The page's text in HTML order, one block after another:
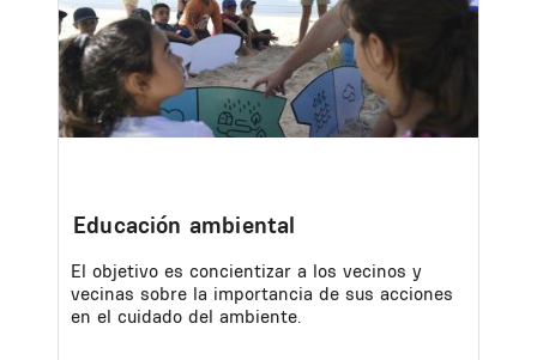
Educación ambiental
El objetivo es concientizar a los vecinos y
vecinas sobre la importancia de sus acciones
en el cuidado del ambiente.